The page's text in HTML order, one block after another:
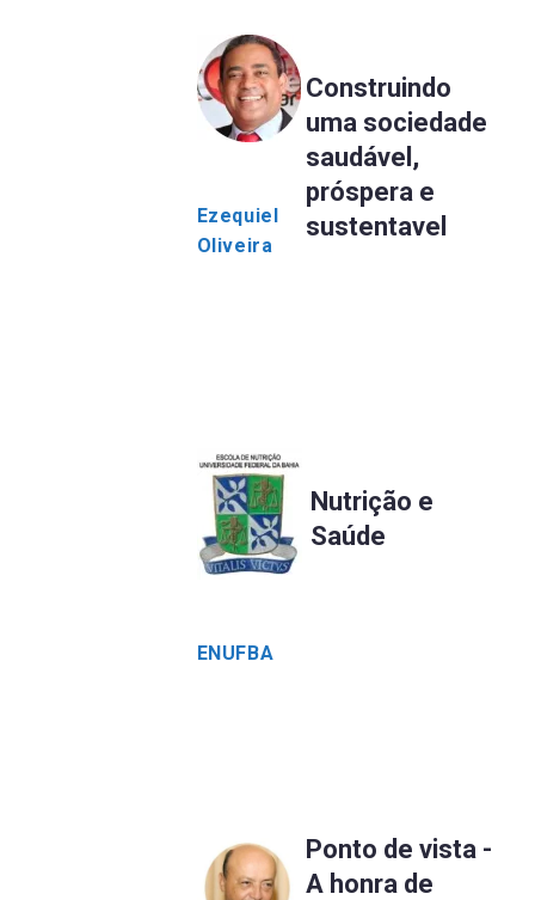
Ezequiel
Oliveira
Construindo
uma sociedade
saudável,
próspera e
sustentavel
ENUFBA
Nutrição e
Saúde
Ponto de vista -
A honra de